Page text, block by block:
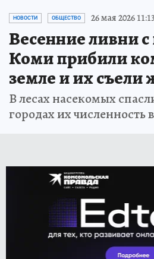
НОВОСТИ ОБЩЕСТВО 26 мая 2026
Весенние ливни с
Коми прибили
земле и их съели
В лесах насекомых
городах их численность